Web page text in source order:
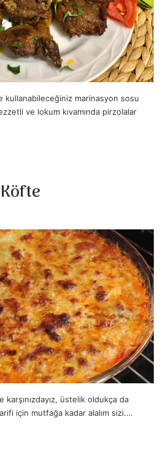
kullanabileceğiniz marinasyon sosu
ve lokum kıvamında pirzolalar
üstelik oldukça da
için mutfağa kadar alalım sizi.…